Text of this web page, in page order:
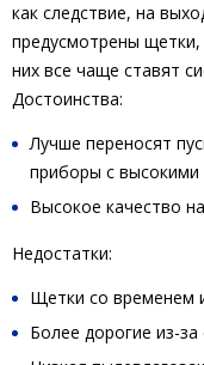
как следствие, на
предусмотрены
них все чаще ставят
Достоинства:
Лучше переносят
приборы с
Высокое качество
Недостатки:
Щетки со временем
Более дорогие из-